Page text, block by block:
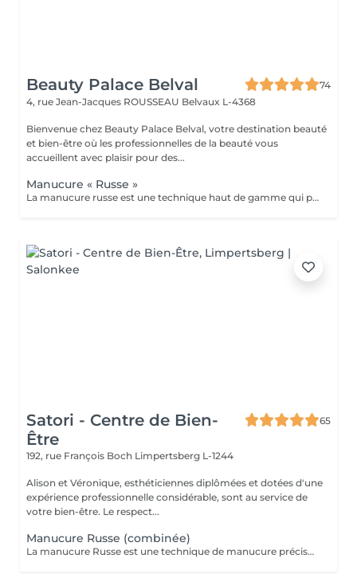
Beauty Palace Belval
74
4, rue Jean-Jacques ROUSSEAU Belvaux L-4368
Bienvenue chez Beauty Palace Belval, votre destination beauté
et bien-être où les professionnelles de la beauté vous
accueillent avec plaisir pour des...
Manucure « Russe »
La manucure russe est une technique haut de gamme qui permet d'obtenir des ongles impeccables et soignés dans les moindres détails. Contrairement à la manucure classique, elle consiste à travailler minutieusement le contour de l'ongle et les cuticules à l'aide de la ponceuse et d'embouts spécifiques, pour un résultat net, élégant et longue durée. résultats: *Ongles nets et élégants *Pose de vernis plus précises et durable *Résultat soigné et longue tenue
Satori - Centre de Bien-
Être
65
192, rue François Boch Limpertsberg L-1244
Alison et Véronique, esthéticiennes diplômées et dotées d'une
expérience professionnelle considérable, sont au service de
votre bien-être. Le respect...
Manucure Russe (combinée)
La manucure Russe est une technique de manucure précise réalisée à l'aide d'embouts adaptés pour nettoyer en profondeur les cuticules et le contour des ongles. Elle permet un rendu ultra net, propre et une finition impeccable. Idéale avant une pose de vernis semi-permanent ou gel.